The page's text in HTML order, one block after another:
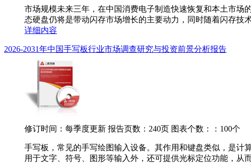
市场规模未来三年，在中国消费电子制造快速恢复和本土市场
态硬盘仍将是带动闪存市场增长的主要动力，同时随着闪存技
详细内容
2026-2031年中国手写板行业市场调查研究与投资前景分析报告
修订时间：每季度更新 报告页数：240页 图表个数：：100个
手写板，常见的手写绘图输入设备。其作用和键盘类似，是计
用于文字、符号、图形等输入外，还可提供光标定位功能，从